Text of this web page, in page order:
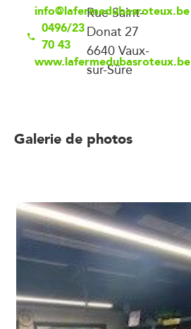
info@lafermedubasroteux.be
0496/23
70 43
www.lafermedubasroteux.be
Rue Saint-
Donat 27
6640 Vaux-
sur-Sûre
Galerie de photos